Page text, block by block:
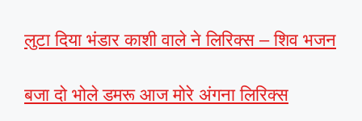
लुटा दिया भंडार काशी वाले ने लिरिक्स – शिव भजन
बजा दो भोले डमरू आज मोरे अंगना लिरिक्स